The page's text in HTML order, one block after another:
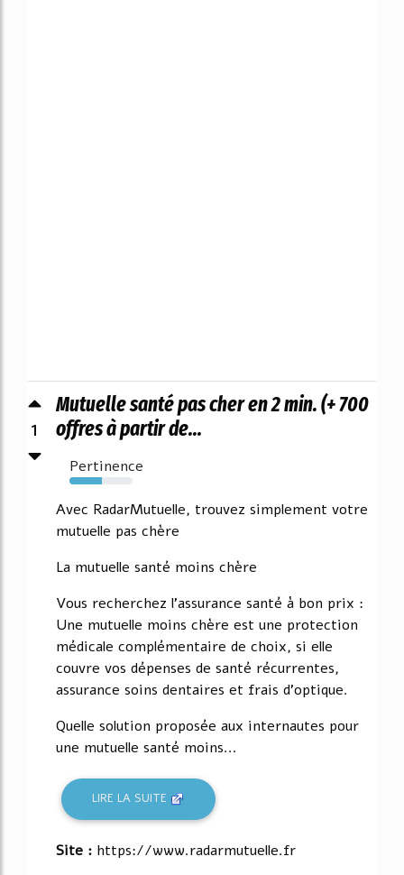
1
Mutuelle santé pas cher en 2 min. (+ 700
offres à partir de...
Pertinence
52%
Avec RadarMutuelle, trouvez simplement votre
mutuelle pas chère
La mutuelle santé moins chère
Vous recherchez l'assurance santé à bon prix :
Une mutuelle moins chère est une protection
médicale complémentaire de choix, si elle
couvre vos dépenses de santé récurrentes,
assurance soins dentaires et frais d'optique.
Quelle solution proposée aux internautes pour
une mutuelle santé moins...
LIRE LA SUITE
Site : https://www.radarmutuelle.fr